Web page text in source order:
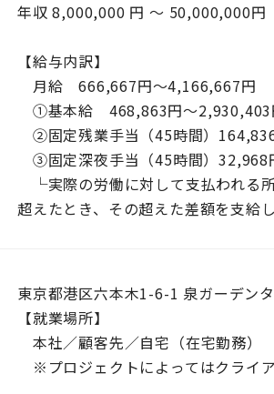
年収 8,000,000 円 ～ 50,000,000円
【給与内訳】
月給 666,667円～4,166,667円
①基本給 468,863円～2,930,403
②固定残業手当（45時間）
③固定深夜手当（45時間）32,968
└実際の労働に対して支払われる
超えたとき、その超えた差額を支給し
東京都港区六本木1-6-1 泉ガーデン
【就業場所】
本社／顧客先／自宅（在宅勤務）
※プロジェクトによってはクライ